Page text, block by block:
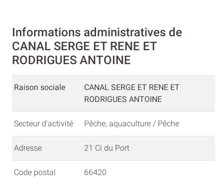
Informations administratives de
CANAL SERGE ET RENE ET
RODRIGUES ANTOINE
Raison sociale
CANAL SERGE ET RENE ET
RODRIGUES ANTOINE
Secteur d'activité Pêche, aquaculture / Pêche
Adresse 21 Ci du Port
Code postal 66420